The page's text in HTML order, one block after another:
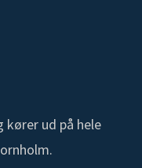
kører ud på hele